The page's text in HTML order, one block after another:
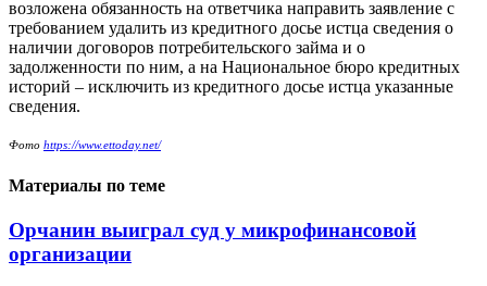
возложена обязанность на ответчика направить заявление с
требованием удалить из кредитного досье истца сведения о
наличии договоров потребительского займа и о
задолженности по ним, а на Национальное бюро кредитных
историй – исключить из кредитного досье истца указанные
сведения.
Фото https://www.ettoday.net/
Материалы по теме
Орчанин выиграл суд у микрофинансовой
организации